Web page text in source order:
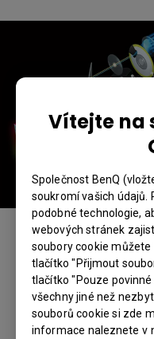
Vítejte na
Společnost BenQ
soukromí vašich údajů.
podobné technologie,
webových stránek
soubory cookie
tlačítko "Přijmout
tlačítko "Pouze
všechny jiné než
souborů cookie si zde
informace naleznete v
Nové projektory
světelnou
vyřešily problémy
konferenční
laserové
BlueCore